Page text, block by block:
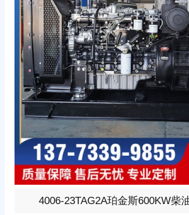
600KW柴油发电机组，选用上柴动力型号
4006-23TAG2A珀金斯600KW柴